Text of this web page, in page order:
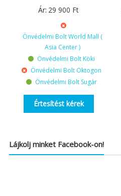
Ár: 29 900 Ft
Önvédelmi Bolt World Mall (
Asia Center )
Önvédelmi Bolt Köki
Önvédelmi Bolt Oktogon
Önvédelmi Bolt Sugár
Értesítést kérek
Lájkolj minket Facebook-on!